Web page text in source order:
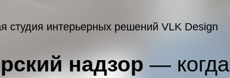
студия интерьерных решений VLK Design
надзор — когда